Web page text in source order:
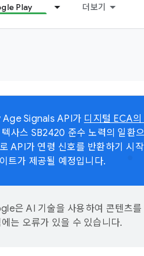
Play 더보기
Age Signals API가 디지털 ECA
사스 SB2420 준수 노력의 일환
API가 연령 신호를 반환하기 시
트가 제공될 예정입니다.
은 AI 기술을 사용하여 콘텐츠를
는 오류가 있을 수 있습니다.